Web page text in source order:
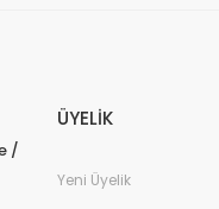
/
ÜYELİK
Yeni Üyelik